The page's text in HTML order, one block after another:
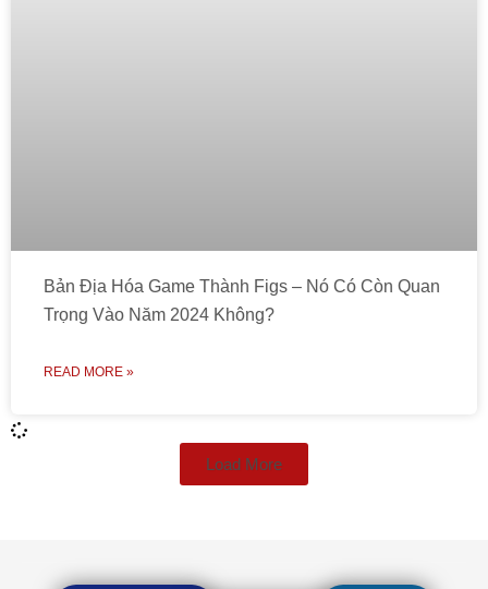
Bản Địa Hóa Game Thành Figs – Nó Có Còn Quan
Trọng Vào Năm 2024 Không?
READ MORE »
Load More